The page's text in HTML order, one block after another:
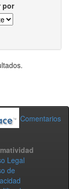
por
Comentarios
Legal
de